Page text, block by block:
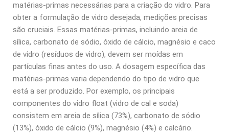
matérias-primas necessárias para a criação do vidro. Para
obter a formulação de vidro desejada, medições precisas
são cruciais. Essas matérias-primas, incluindo areia de
sílica, carbonato de sódio, óxido de cálcio, magnésio e caco
de vidro (resíduos de vidro), devem ser moídas em
partículas finas antes do uso. A dosagem específica das
matérias-primas varia dependendo do tipo de vidro que
está a ser produzido. Por exemplo, os principais
componentes do vidro float (vidro de cal e soda)
consistem em areia de sílica (73%), carbonato de sódio
(13%), óxido de cálcio (9%), magnésio (4%) e calcário.